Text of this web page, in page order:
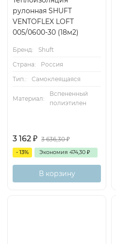
рулонная SHUFT
VENTOFLEX LOFT
005/0600-30 (18м2)
Бренд:
Shuft
Страна:
Россия
Тип.:
Самоклеящаяся
Материал:
Вспененный
полиэтилен
3 162 ₽ 3 636,30₽
- 13% Экономия 474,30 ₽
В корзину